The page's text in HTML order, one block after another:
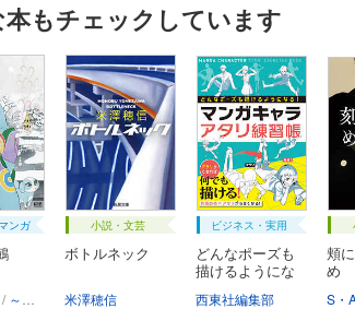
もチェックしています
ンガ
～モノノ怪～製作委員会アニメ「鵺」より
小説・文芸
ボトルネック
米澤穂信
ビジネス・実用
どんなポーズも
描けるようにな
西東社編集部
頬
め